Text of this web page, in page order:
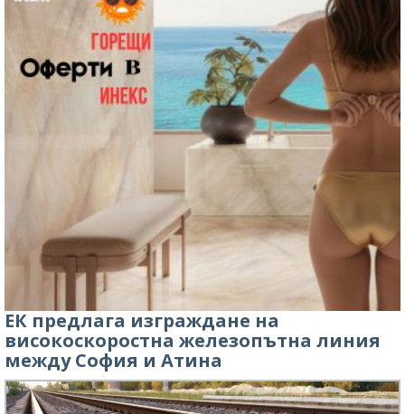
ЕК предлага изграждане на
високоскоростна железопътна линия
между София и Атина